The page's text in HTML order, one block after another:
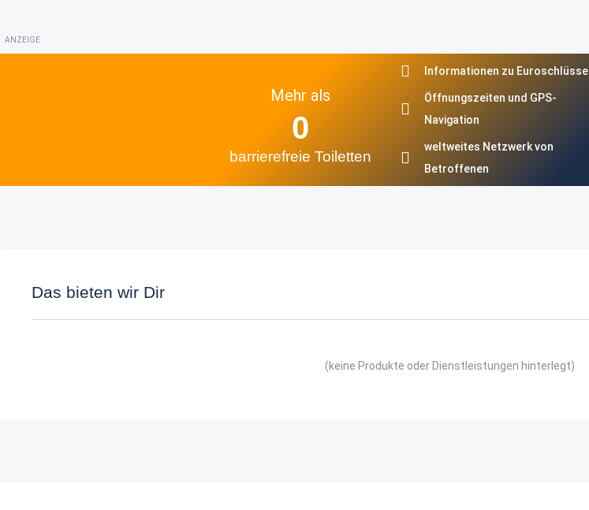
ANZEIGE
Mehr als
barrierefreie Toiletten
0
Informationen zu Euroschlüssel
Öffnungszeiten und GPS-
Navigation
weltweites Netzwerk von
Betroffenen
Das bieten wir Dir
(keine Produkte oder Dienstleistungen hinterlegt)